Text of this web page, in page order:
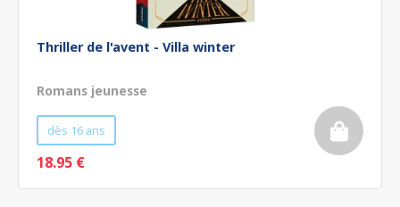
Thriller de l'avent - Villa winter
Romans jeunesse
dès 16 ans
18.95 €